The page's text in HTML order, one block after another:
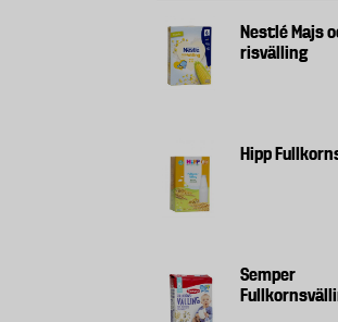
Nestlé Majs
risvälling
Hipp
Semper